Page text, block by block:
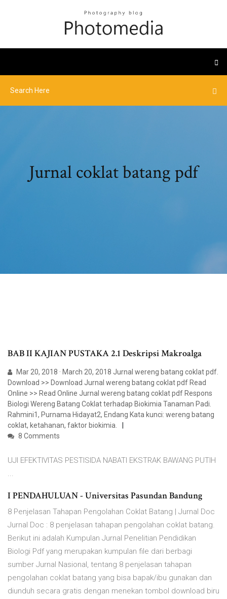
Jurnal coklat batang pdf
BAB II KAJIAN PUSTAKA 2.1 Deskripsi Makroalga
Mar 20, 2018 · March 20, 2018 Jurnal wereng batang coklat pdf.
Download >> Download Jurnal wereng batang coklat pdf Read
Online >> Read Online Jurnal wereng batang coklat pdf Respons
Biologi Wereng Batang Coklat terhadap Biokimia Tanaman Padi.
Rahmini1, Purnama Hidayat2, Endang Kata kunci: wereng batang
coklat, ketahanan, faktor biokimia.
8 Comments
UJI EFEKTIVITAS PESTISIDA NABATI EKSTRAK BAWANG PUTIH
...
I PENDAHULUAN - Universitas Pasundan Bandung
8 Penjelasan Tahapan Pengolahan Coklat Batang | Jurnal Doc
Jurnal Doc : 8 penjelasan tahapan pengolahan coklat batang.
Berikut ini adalah Kumpulan Jurnal Penelitian Pendidikan
Biologi Pdf yang merupakan kumpulan file dari berbagi
sumber Jurnal Nasional, tentang 8 penjelasan tahapan
pengolahan coklat batang yang bisa bapak/ibu gunakan dan
diunduh secara gratis dengan menekan tombol download biru